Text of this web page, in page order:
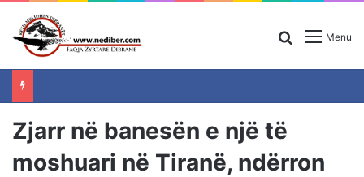
Menu
Search for
Zjarr në banesën e një të
moshuari në Tiranë, ndërron